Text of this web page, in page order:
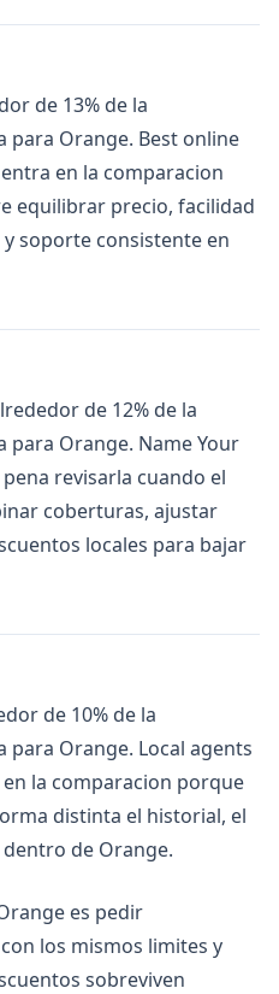
de 13% de la
para Orange. Best online
en la comparacion
equilibrar precio, facilidad
soporte consistente en
de 12% de la
para Orange. Name Your
revisarla cuando el
coberturas, ajustar
locales para bajar
de 10% de la
para Orange. Local agents
la comparacion porque
distinta el historial, el
de Orange.
es pedir
los mismos limites y
sobreviven